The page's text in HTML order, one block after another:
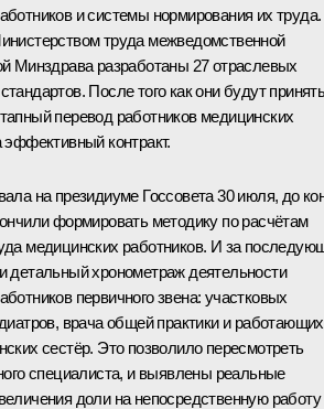
и системы нормирования их труда.
труда межведомственной
Минздрава разработаны 27 отраслевых
После того как они будут
перевод работников медицинских
эффективный контракт.
на президиуме Госсовета 30 июля, до
формировать методику по расчётам
медицинских работников. И за
детальный хронометраж деятельности
первичного звена: участковых
врача общей практики и работающих
сестёр. Это позволило пересмотреть
специалиста, и выявлены реальные
доли на непосредственную работу